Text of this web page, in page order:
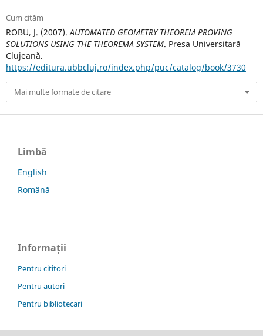
Cum cităm
ROBU, J. (2007).AUTOMATED GEOMETRY THEOREM PROVING
SOLUTIONS USING THE THEOREMA SYSTEM. Presa Universitară
Clujeană.
https://editura.ubbcluj.ro/index.php/puc/catalog/book/3730
Mai multe formate de citare
Limbă
English
Română
Informații
Pentru cititori
Pentru autori
Pentru bibliotecari